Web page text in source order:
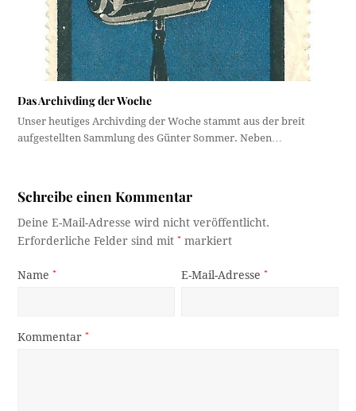
Das Archivding der Woche
Unser heutiges Archivding der Woche stammt aus der breit
aufgestellten Sammlung des Günter Sommer. Neben…
Schreibe einen Kommentar
Deine E-Mail-Adresse wird nicht veröffentlicht.
Erforderliche Felder sind mit* markiert
Name* E-Mail-Adresse*
Kommentar*